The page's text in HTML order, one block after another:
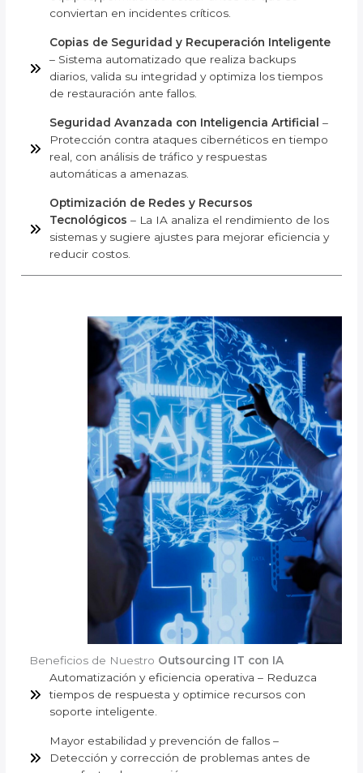
conviertan en incidentes críticos.
Copias de Seguridad y Recuperación Inteligente
– Sistema automatizado que realiza backups
diarios, valida su integridad y optimiza los tiempos
de restauración ante fallos.
Seguridad Avanzada con Inteligencia Artificial –
Protección contra ataques cibernéticos en tiempo
real, con análisis de tráfico y respuestas
automáticas a amenazas.
Optimización de Redes y Recursos
Tecnológicos – La IA analiza el rendimiento de los
sistemas y sugiere ajustes para mejorar eficiencia y
reducir costos.
Beneficios de Nuestro Outsourcing IT con IA
Automatización y eficiencia operativa – Reduzca
tiempos de respuesta y optimice recursos con
soporte inteligente.
Mayor estabilidad y prevención de fallos –
Detección y corrección de problemas antes de